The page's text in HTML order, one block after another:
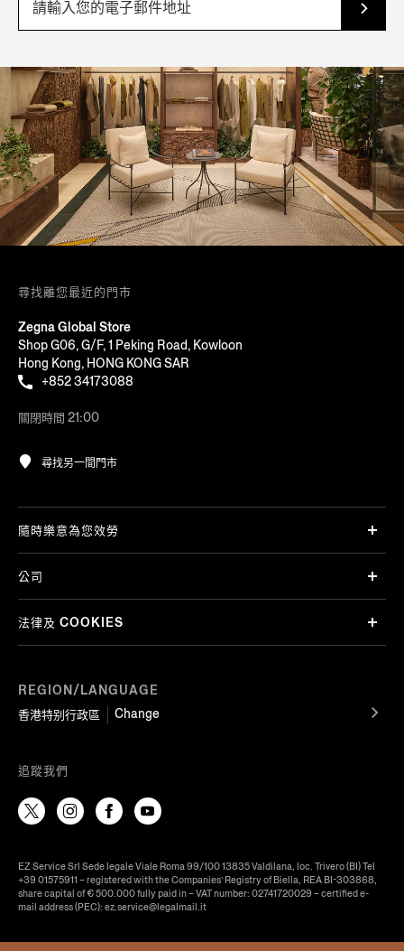
尋找離您最近的門市
Zegna Global Store
Shop G06, G/F, 1 Peking Road, Kowloon
Hong Kong, HONG KONG SAR
+852 34173088
關閉時間 21:00
尋找另一間門市
REGION/LANGUAGE
香港特别行政區
Change
隨時樂意為您效勞
公司
法律及 COOKIES
追蹤我們
EZ Service Srl Sede legale Viale Roma 99/100 13835 Valdilana, loc. Trivero (BI) Tel
+39 01575911 – registered with the Companies’ Registry of Biella, REA BI-303868,
share capital of € 500.000 fully paid in – VAT number: 02741720029 – certified e-
mail address (PEC): ez.service@legalmail.it